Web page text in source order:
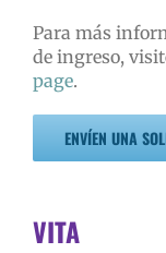
Para más
de ingreso,
page.
ENVÍEN UNA
VITA